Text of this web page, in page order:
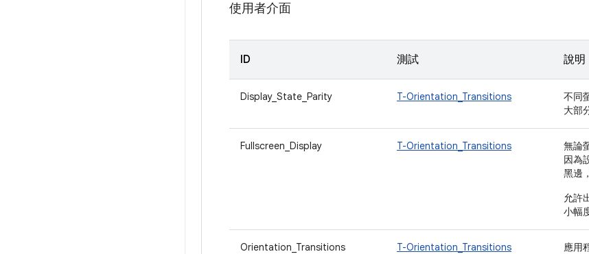
使用者介面
ID 測試 說明
Display_State_Parity T-Orientation_Transitions
不同
大部
Fullscreen_Display T-Orientation_Transitions
無論
因為
黑邊
允許
小幅
Orientation_Transitions T-Orientation_Transitions
應用